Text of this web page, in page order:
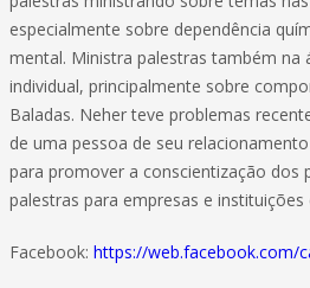
especialmente sobre dependência
mental. Ministra palestras também na
individual, principalmente sobre
Baladas. Neher teve problemas
de uma pessoa de seu
para promover a conscientização dos
palestras para empresas e instituições
Facebook: https://web.facebook.com/